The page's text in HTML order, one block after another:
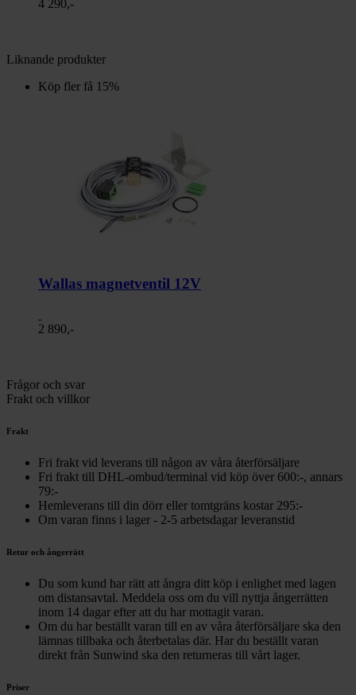
4 290,-
Liknande produkter
Köp fler få 15%
Wallas magnetventil 12V
2 890,-
Frågor och svar
Frakt och villkor
Frakt
Fri frakt vid leverans till någon av våra återförsäljare
Fri frakt till DHL-ombud/terminal vid köp över 600:-, annars
79:-
Hemleverans till din dörr eller tomtgräns kostar 295:-
Om varan finns i lager - 2-5 arbetsdagar leveranstid
Retur och ångerrätt
Du som kund har rätt att ångra ditt köp i enlighet med lagen
om distansavtal. Meddela oss om du vill nyttja ångerrätten
inom 14 dagar efter att du har mottagit varan.
Om du har beställt varan till en av våra återförsäljare ska den
lämnas tillbaka och återbetalas där. Har du beställt varan
direkt från Sunwind ska den returneras till vårt lager.
Priser